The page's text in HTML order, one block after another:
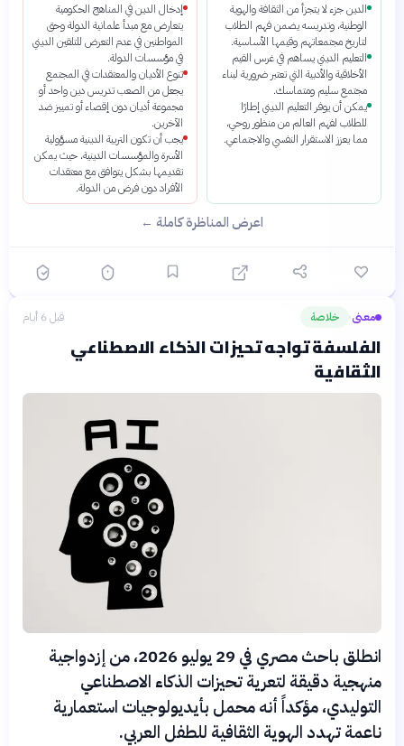
الدين جزء لا يتجزأ من الثقافة والهوية
الوطنية، وتدريسه يضمن فهم الطلاب
لتاريخ مجتمعاتهم وقيمها الأساسية.
التعليم الديني يساهم في غرس القيم
الأخلاقية والأدبية التي تعتبر ضرورية لبناء
مجتمع سليم ومتماسك.
يمكن أن يوفر التعليم الديني إطارًا
للطلاب لفهم العالم من منظور روحي،
مما يعزز الاستقرار النفسي والاجتماعي.
إدخال الدين في المناهج الحكومية
يتعارض مع مبدأ علمانية الدولة وحق
المواطنين في عدم التعرض للتلقين الديني
في مؤسسات الدولة.
تنوع الأديان والمعتقدات في المجتمع
يجعل من الصعب تدريس دين واحد أو
مجموعة أديان دون إقصاء أو تمييز ضد
الآخرين.
يجب أن تكون التربية الدينية مسؤولية
الأسرة والمؤسسات الدينية، حيث يمكن
تقديمها بشكل يتوافق مع معتقدات
الأفراد دون فرض من الدولة.
اعرض المناظرة كاملة ←
معنى› خلاصة قبل 6 أيام
الفلسفة تواجه تحيزات الذكاء الاصطناعي
الثقافية
انطلق باحث مصري في 29 يوليو 2026، من إزدواجية
منهجية دقيقة لتعرية تحيزات الذكاء الاصطناعي
التوليدي، مؤكداً أنه محمل بأيديولوجيات استعمارية
ناعمة تهدد الهوية الثقافية للطفل العربي.